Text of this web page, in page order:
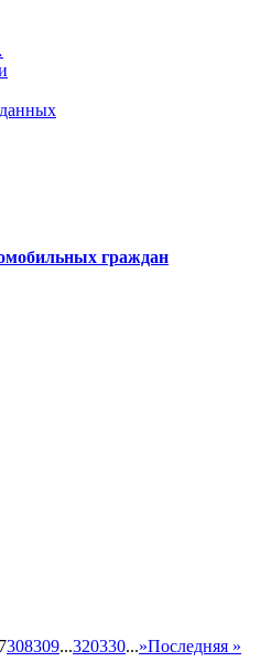
граждан
308309...320330...»Последняя »